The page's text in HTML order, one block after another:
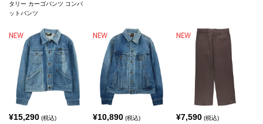
タリー カーゴパンツ コンバ
ットパンツ
¥15,290 (税込) ¥10,890(税込) ¥7,590 (税込)